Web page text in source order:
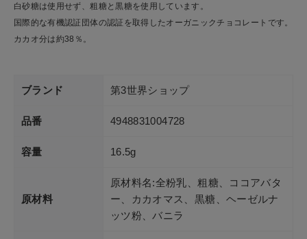
白砂糖は使用せず、粗糖と黒糖を使用しています。
国際的な有機認証団体の認証を取得したオーガニックチョコレートです。
カカオ分は約38％。
ブランド 第3世界ショップ
品番 4948831004728
容量 16.5g
原材料
原材料名:全粉乳、粗糖、ココアバタ
ー、カカオマス、黒糖、ヘーゼルナ
ッツ粉、バニラ